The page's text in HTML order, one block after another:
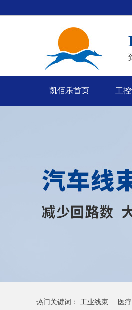
凯佰乐首页 工
热门关键词： 工业线束 医